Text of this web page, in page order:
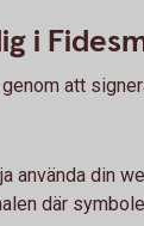
i
att
använda din
där